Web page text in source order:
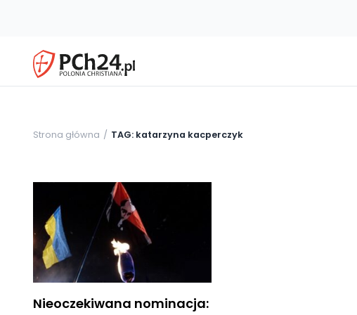
Strona główna TAG: katarzyna kacperczyk
Nieoczekiwana nominacja: